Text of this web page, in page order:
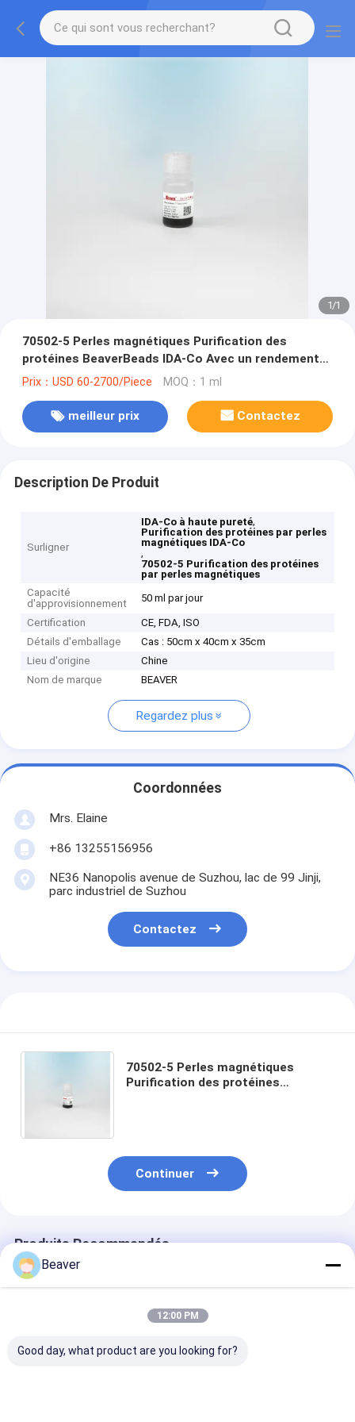
1/1
70502-5 Perles magnétiques Purification des
protéines BeaverBeads IDA-Co Avec un rendement
élevé et une pureté élevée
Prix：USD 60-2700/Piece MOQ：1 ml
meilleur prix Contactez
Description De Produit
Surligner
IDA-Co à haute pureté,
Purification des protéines par perles
magnétiques IDA-Co
,
70502-5 Purification des protéines
par perles magnétiques
Capacité
d'approvisionnement
50 ml par jour
Certification
CE, FDA, ISO
Détails d'emballage
Cas : 50cm x 40cm x 35cm
Lieu d'origine
Chine
Nom de marque
BEAVER
Regardez plus
Coordonnées
Mrs. Elaine
+86 13255156956
NE36 Nanopolis avenue de Suzhou, lac de 99 Jinji,
parc industriel de Suzhou
Contactez
70502-5 Perles magnétiques
Purification des protéines
Continuer
Produits Recommandés
Beaver
12:00 PM
Good day, what product are you looking for?